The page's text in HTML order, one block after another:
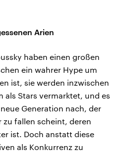
Arien
haben einen großen
ein wahrer Hype um
ist, sie werden inzwischen
als Stars vermarktet, und es
Generation nach, der
zu fallen scheint, deren
ist. Doch anstatt diese
als Konkurrenz zu